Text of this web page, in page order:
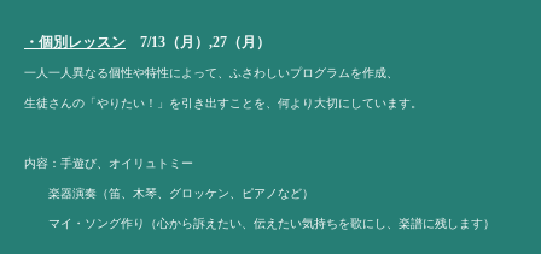
・個別レッスン 7/13（月）,27（月）
一人一人異なる個性や特性によって、ふさわしいプログラムを作成、
生徒さんの「やりたい！」を引き出すことを、何より大切にしています。
内容：手遊び、オイリュトミー
楽器演奏（笛、木琴、グロッケン、ピアノなど）
マイ・ソング作り（心から訴えたい、伝えたい気持ちを歌にし、楽譜に残します）